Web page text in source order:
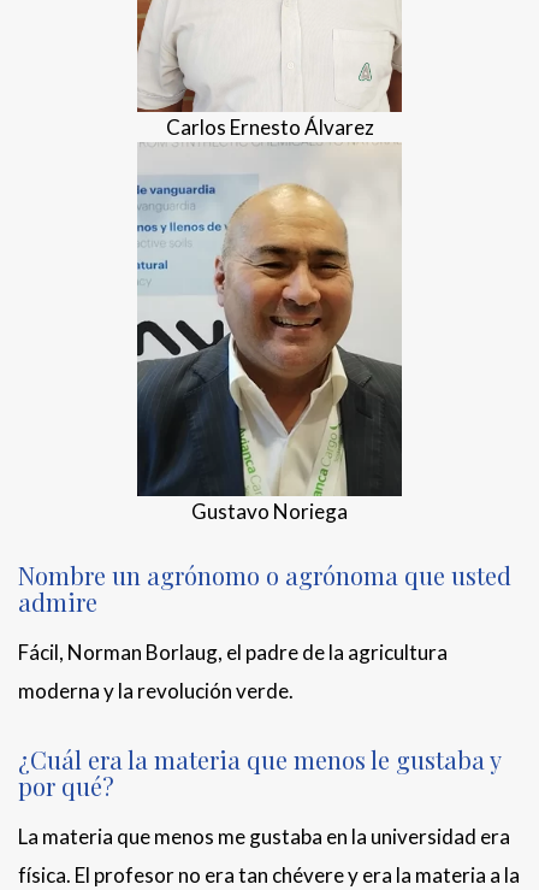
Carlos Ernesto Álvarez
Gustavo Noriega
Nombre un agrónomo o agrónoma que usted
admire
Fácil, Norman Borlaug, el padre de la agricultura
moderna y la revolución verde.
¿Cuál era la materia que menos le gustaba y
por qué?
La materia que menos me gustaba en la universidad era
física. El profesor no era tan chévere y era la materia a la